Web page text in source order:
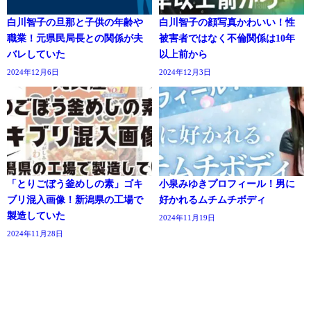
白川智子の旦那と子供の年齢や
職業！元県民局長との関係が夫
バレしていた
2024年12月6日
白川智子の顔写真かわいい！性
被害者ではなく不倫関係は10年
以上前から
2024年12月3日
「とりごぼう釜めしの素」ゴキ
ブリ混入画像！新潟県の工場で
製造していた
2024年11月28日
小泉みゆきプロフィール！男に
好かれるムチムチボディ
2024年11月19日